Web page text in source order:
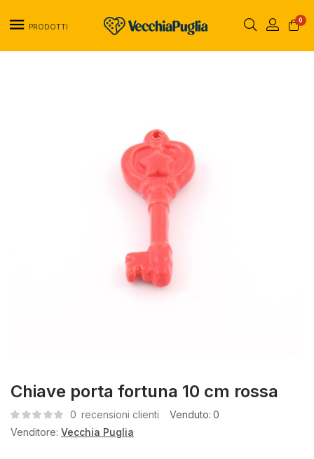
PRODOTTI
0
Chiave porta fortuna 10 cm rossa
0 recensioni clienti Venduto: 0
Venditore: Vecchia Puglia